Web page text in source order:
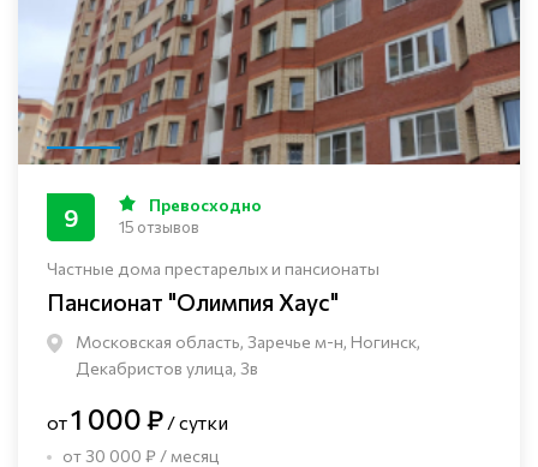
Частные дома престарелых и пансионаты
Пансионат "Олимпия Хаус"
Московская область, Заречье м-н, Ногинск, ​
Декабристов улица, 3в
9 Превосходно
15 отзывов
от1 000 ₽ / сутки
от 30 000 ₽ / месяц